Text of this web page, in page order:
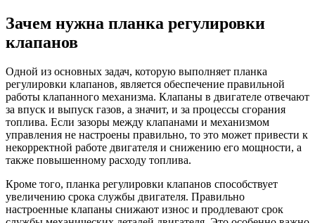
Зачем нужна планка регулировки
клапанов
Одной из основных задач, которую выполняет планка
регулировки клапанов, является обеспечение правильной
работы клапанного механизма. Клапаны в двигателе отвечают
за впуск и выпуск газов, а значит, и за процессы сгорания
топлива. Если зазоры между клапанами и механизмом
управления не настроены правильно, то это может привести к
некорректной работе двигателя и снижению его мощности, а
также повышенному расходу топлива.
Кроме того, планка регулировки клапанов способствует
увеличению срока службы двигателя. Правильно
настроенные клапаны снижают износ и продлевают срок